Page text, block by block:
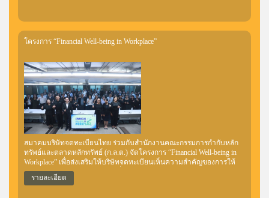
IFRS S2 กับข้อมูลทางการเงิน
โครงการ “Financial Well-being in Workplace”
สมาคมบริษัทจดทะเบียนไทย ร่วมกับสำนักงานคณะกรรมการกำกับหลัก
ทรัพย์และตลาดหลักทรัพย์ (ก.ล.ต.) จัดโครงการ “Financial Well-being in
Workplace” เพื่อส่งเสริมให้บริษัทจดทะเบียนเห็นความสำคัญของการให้
พนักงานมีสุขภาวะทางการเงินที่ดี และผลักดันให้พนักงานได้พัฒนาทักษะ
ความรู้การเงินการลงทุน ใช้ตลาดทุนเป็นช่องทางการออมระยะยาว เพื่อ
รายละเอียด